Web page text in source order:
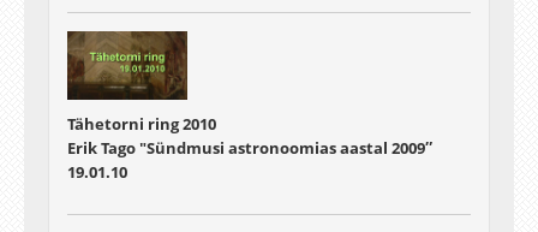
Tähetorni ring 2010
Erik Tago "Sündmusi astronoomias aastal 2009″
19.01.10